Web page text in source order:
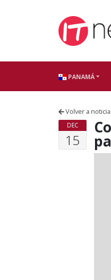
PANAMÁ
Volver a
DEC
15